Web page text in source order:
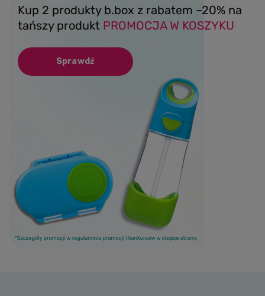
Kup 2 produkty b.box z rabatem –20% na
tańszy produkt PROMOCJA W KOSZYKU
Sprawdź